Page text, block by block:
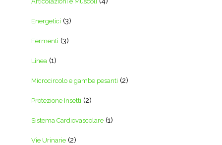
Energetici (3)
Fermenti (3)
Linea (1)
Microcircolo e gambe pesanti (2)
Protezione Insetti (2)
Sistema Cardiovascolare (1)
Vie Urinarie (2)